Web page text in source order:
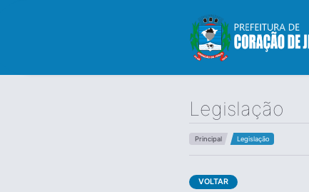
Legislação
Principal Legislação
VOLTAR